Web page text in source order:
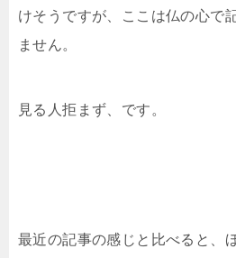
けそうですが、ここは仏の心で
ません。
見る人拒まず、です。
最近の記事の感じと比べると、